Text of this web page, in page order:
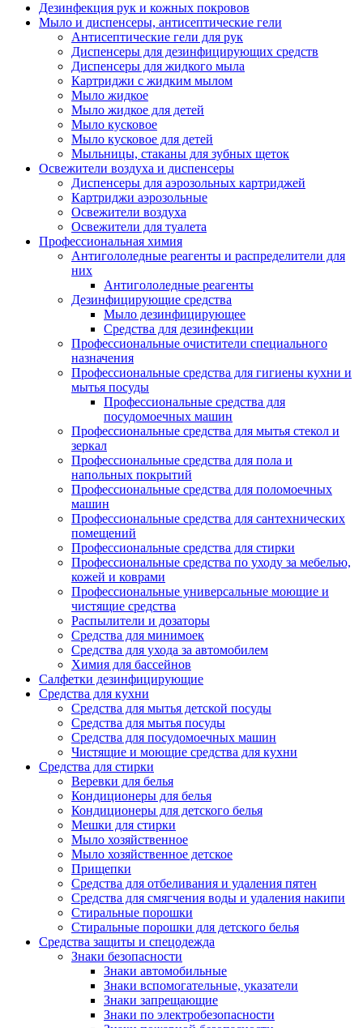
Дезинфекция рук и кожных покровов
Мыло и диспенсеры, антисептические гели
Антисептические гели для рук
Диспенсеры для дезинфицирующих средств
Диспенсеры для жидкого мыла
Картриджи с жидким мылом
Мыло жидкое
Мыло жидкое для детей
Мыло кусковое
Мыло кусковое для детей
Мыльницы, стаканы для зубных щеток
Освежители воздуха и диспенсеры
Диспенсеры для аэрозольных картриджей
Картриджи аэрозольные
Освежители воздуха
Освежители для туалета
Профессиональная химия
Антигололедные реагенты и распределители для
них
Антигололедные реагенты
Дезинфицирующие средства
Мыло дезинфицирующее
Средства для дезинфекции
Профессиональные очистители специального
назначения
Профессиональные средства для гигиены кухни и
мытья посуды
Профессиональные средства для
посудомоечных машин
Профессиональные средства для мытья стекол и
зеркал
Профессиональные средства для пола и
напольных покрытий
Профессиональные средства для поломоечных
машин
Профессиональные средства для сантехнических
помещений
Профессиональные средства для стирки
Профессиональные средства по уходу за мебелью,
кожей и коврами
Профессиональные универсальные моющие и
чистящие средства
Распылители и дозаторы
Средства для минимоек
Средства для ухода за автомобилем
Химия для бассейнов
Салфетки дезинфицирующие
Средства для кухни
Средства для мытья детской посуды
Средства для мытья посуды
Средства для посудомоечных машин
Чистящие и моющие средства для кухни
Средства для стирки
Веревки для белья
Кондиционеры для белья
Кондиционеры для детского белья
Мешки для стирки
Мыло хозяйственное
Мыло хозяйственное детское
Прищепки
Средства для отбеливания и удаления пятен
Средства для смягчения воды и удаления накипи
Стиральные порошки
Стиральные порошки для детского белья
Средства защиты и спецодежда
Знаки безопасности
Знаки автомобильные
Знаки вспомогательные, указатели
Знаки запрещающие
Знаки по электробезопасности